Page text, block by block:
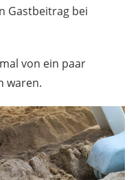
Gastbeitrag bei
von ein paar
waren.